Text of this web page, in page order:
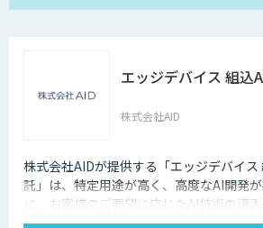
エッジデバイス 組込
株式会社AID
株式会社AIDが提供する「エッジデバイス
託」は、特定用途が高く、高度なAI開発
に、お客様のご要望に応じたAI技術の導
バイス向けAIアルゴリズムの開発受託を